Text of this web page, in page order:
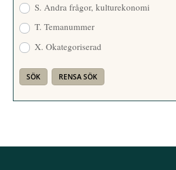
S. Andra frågor, kulturekonomi
T. Temanummer
X. Okategoriserad